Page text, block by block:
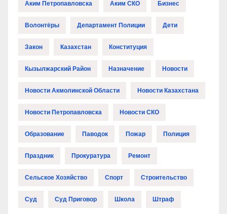
Аким Петропавловска Аким СКО Бизнес
Волонтёры Департамент Полиции Дети
Закон Казахстан Конституция
Кызылжарский Район Назначение Новости
Новости Акмолинской Области Новости Казахстана
Новости Петропавловска Новости СКО
Образование Паводок Пожар Полиция
Праздник Прокуратура Ремонт
Сельское Хозяйство Спорт Строительство
Суд Суд Приговор Школа Штраф